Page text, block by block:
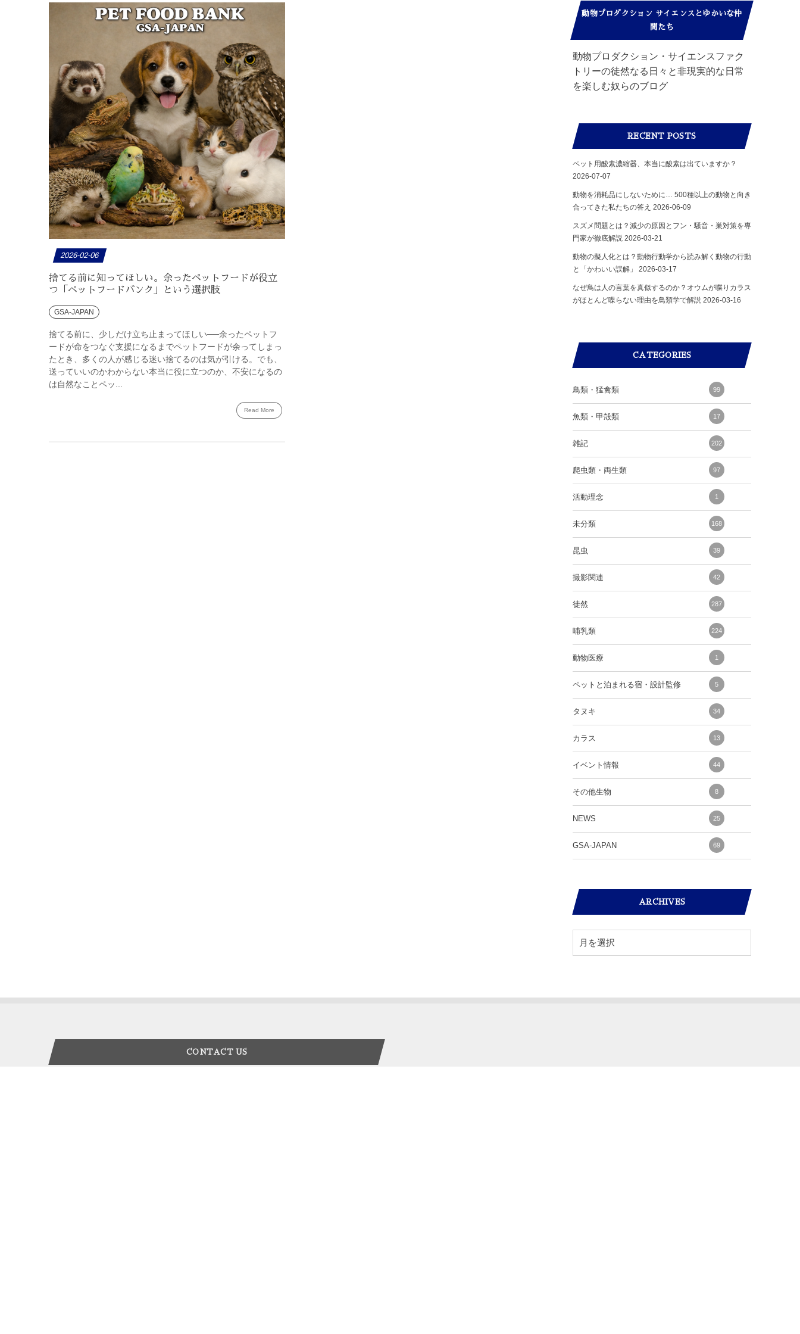
2026-02-06
捨てる前に知ってほしい。余ったペットフードが役立
つ「ペットフードバンク」という選択肢
GSA-JAPAN
捨てる前に、少しだけ立ち止まってほしい──余ったペットフ
ードが命をつなぐ支援になるまでペットフードが余ってしまっ
たとき、多くの人が感じる迷い捨てるのは気が引ける。でも、
送っていいのかわからない本当に役に立つのか、不安になるの
は自然なことペッ...
Read More
動物プロダクション サイエンスとゆかいな仲
間たち
動物プロダクション・サイエンスファク
トリーの徒然なる日々と非現実的な日常
を楽しむ奴らのブログ
RECENT POSTS
ペット用酸素濃縮器、本当に酸素は出ていますか？
2026-07-07
動物を消耗品にしないために… 500種以上の動物と向き
合ってきた私たちの答え 2026-06-09
スズメ問題とは？減少の原因とフン・騒音・巣対策を専
門家が徹底解説 2026-03-21
動物の擬人化とは？動物行動学から読み解く動物の行動
と「かわいい誤解」
2026-03-17
なぜ鳥は人の言葉を真似するのか？オウムが喋りカラス
がほとんど喋らない理由を鳥類学で解説 2026-03-16
CATEGORIES
鳥類・猛禽類 99
魚類・甲殻類 17
雑記 202
爬虫類・両生類 97
活動理念 1
未分類 168
昆虫 39
撮影関連 42
徒然 287
哺乳類 224
動物医療 1
ペットと泊まれる宿・設計監修 5
タヌキ 34
カラス 13
イベント情報 44
その他生物 8
NEWS 25
GSA-JAPAN 69
ARCHIVES
CONTACT US